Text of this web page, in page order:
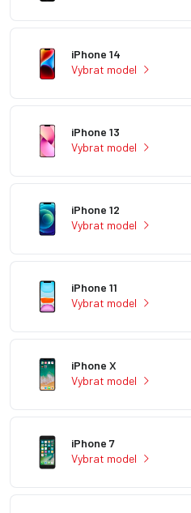
iPhone 14
Vybrat model
iPhone 13
Vybrat model
iPhone 12
Vybrat model
iPhone 11
Vybrat model
iPhone X
Vybrat model
iPhone 7
Vybrat model